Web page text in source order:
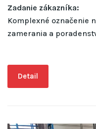
Zadanie zákazníka:
Komplexné označenie novej prevádzky vrátane
zamerania a
Detail